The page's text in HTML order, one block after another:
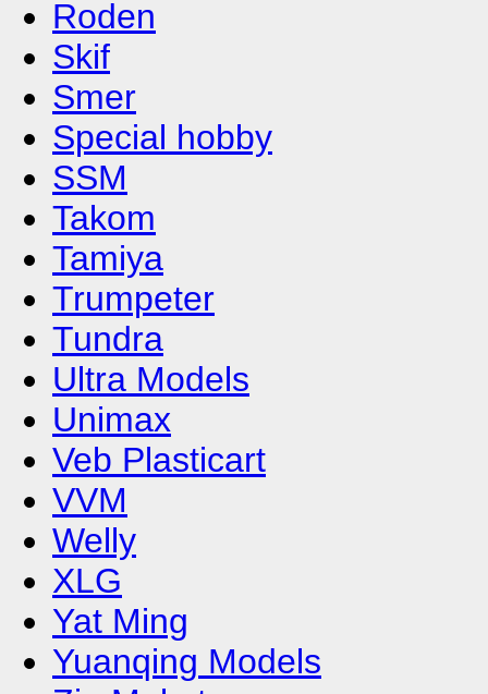
Roden
Skif
Smer
Special hobby
SSM
Takom
Tamiya
Trumpeter
Tundra
Ultra Models
Unimax
Veb Plasticart
VVM
Welly
XLG
Yat Ming
Yuanqing Models